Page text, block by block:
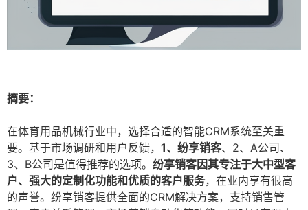
摘要：
在体育用品机械行业中，选择合适的智能CRM系统至关重
要。基于市场调研和用户反馈， 1、纷享销客、2、A公司、
3、B公司是值得推荐的选项。 纷享销客因其专注于大中型客
户、强大的定制化功能和优质的客户服务，在业内享有很高
的声誉。纷享销客提供全面的CRM解决方案，支持销售管